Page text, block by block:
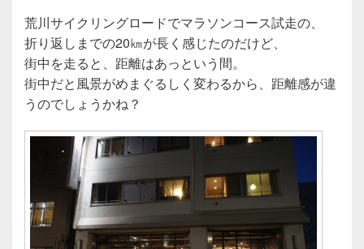
荒川サイクリングロードでマラソンコース試走の、
折り返しまでの20㎞が長く感じたのだけど、
街中を走ると、距離はあっという間。
街中だと風景がめまぐるしく変わるから、距離感が違
うのでしょうかね？